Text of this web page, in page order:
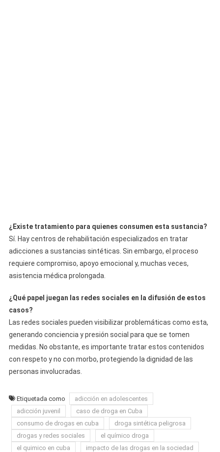
¿Existe tratamiento para quienes consumen esta sustancia?
Sí. Hay centros de rehabilitación especializados en tratar
adicciones a sustancias sintéticas. Sin embargo, el proceso
requiere compromiso, apoyo emocional y, muchas veces,
asistencia médica prolongada.
¿Qué papel juegan las redes sociales en la difusión de estos
casos?
Las redes sociales pueden visibilizar problemáticas como esta,
generando conciencia y presión social para que se tomen
medidas. No obstante, es importante tratar estos contenidos
con respeto y no con morbo, protegiendo la dignidad de las
personas involucradas.
Etiquetada como
adicción en adolescentes
adicción juvenil
caso de droga en Cuba
consumo de drogas en cuba
droga sintética peligrosa
drogas y redes sociales
el químico droga
el quimico en cuba
impacto de las drogas en la sociedad